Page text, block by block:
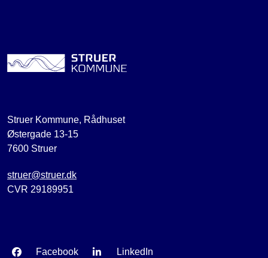
Struer Kommune, Rådhuset
Østergade 13-15
7600 Struer
struer@struer.dk
CVR 29189951
Facebook LinkedIn